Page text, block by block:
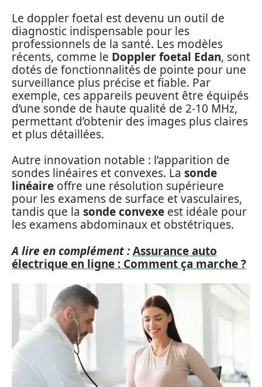
Le doppler foetal est devenu un outil de
diagnostic indispensable pour les
professionnels de la santé. Les modèles
récents, comme le Doppler foetal Edan, sont
dotés de fonctionnalités de pointe pour une
surveillance plus précise et fiable. Par
exemple, ces appareils peuvent être équipés
d’une sonde de haute qualité de 2-10 MHz,
permettant d’obtenir des images plus claires
et plus détaillées.
Autre innovation notable : l’apparition de
sondes linéaires et convexes. La sonde
linéaire offre une résolution supérieure
pour les examens de surface et vasculaires,
tandis que la sonde convexe est idéale pour
les examens abdominaux et obstétriques.
A lire en complément :Assurance auto
électrique en ligne : Comment ça marche ?